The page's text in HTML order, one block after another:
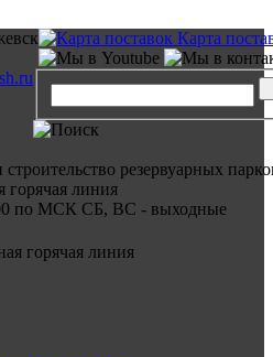
Карта
резервуарных
горячая линия
по МСК СБ, ВС - выходные
горячая линия